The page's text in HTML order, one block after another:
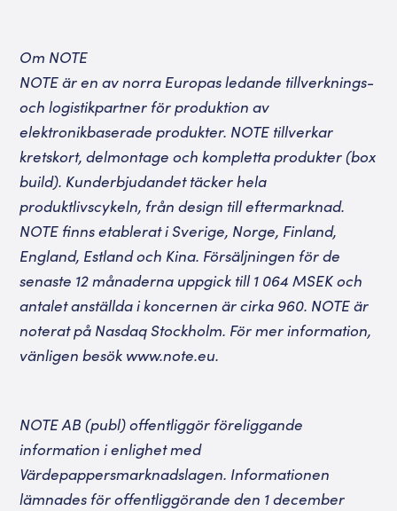
Om NOTE
NOTE är en av norra Europas ledande tillverknings-
och logistikpartner för produktion av
elektronikbaserade produkter. NOTE tillverkar
kretskort, delmontage och kompletta produkter (box
build). Kunderbjudandet täcker hela
produktlivscykeln, från design till eftermarknad.
NOTE finns etablerat i Sverige, Norge, Finland,
England, Estland och Kina. Försäljningen för de
senaste 12 månaderna uppgick till 1 064 MSEK och
antalet anställda i koncernen är cirka 960. NOTE är
noterat på Nasdaq Stockholm. För mer information,
vänligen besök www.note.eu.
NOTE AB (publ) offentliggör föreliggande
information i enlighet med
Värdepappersmarknadslagen. Informationen
lämnades för offentliggörande den 1 december